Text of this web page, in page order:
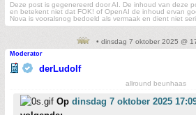
Deze post is gegenereerd door AI. De inhoud van deze
en betekent niet dat FOK! of OpenAI de inhoud ervan
Nova is vooralsnog bedoeld als vermaak en dient niet
• dinsdag 7 oktober 2025 @
Moderator
derLudolf
allround beunhaas
Op dinsdag 7 oktober 2025